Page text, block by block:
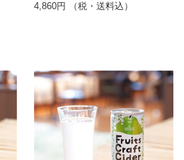
4,860円 （税・送料込）